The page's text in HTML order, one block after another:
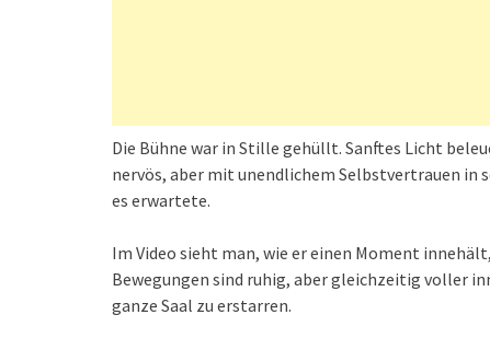
Die Bühne war in Stille gehüllt. Sanftes Licht
nervös, aber mit unendlichem Selbstvertrauen in
es erwartete.
Im Video sieht man, wie er einen Moment
Bewegungen sind ruhig, aber gleichzeitig voller
ganze Saal zu erstarren.